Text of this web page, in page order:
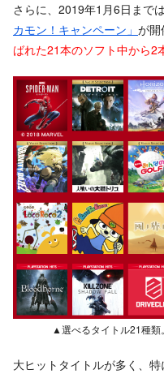
さらに、2019年1月6日までは
カモン！キャンペーン」 が開
ばれた21本のソフト中から2
▲選べるタイトル21種類
大ヒットタイトルが多く、